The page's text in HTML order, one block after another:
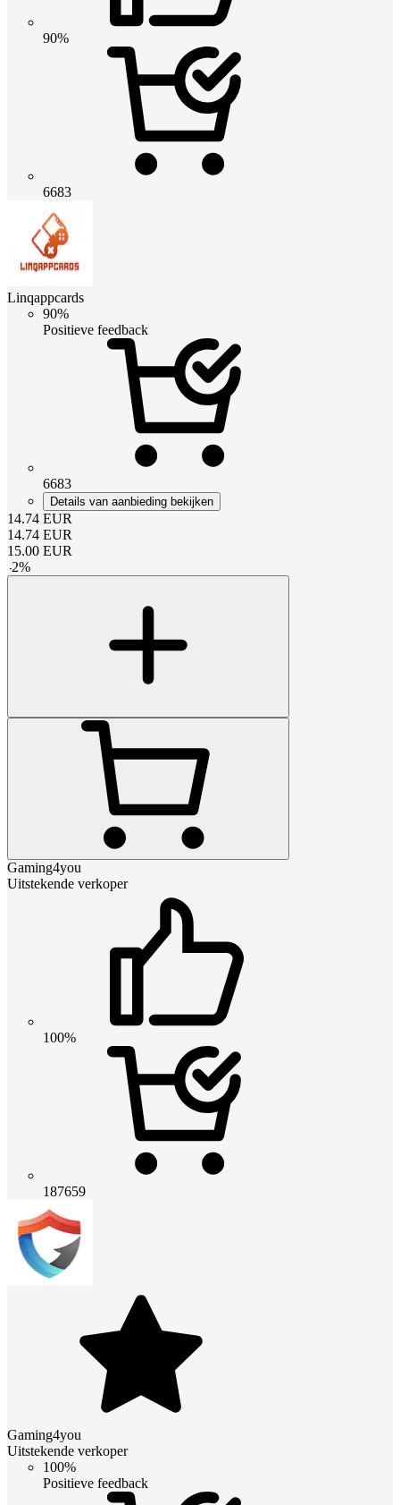
90%
6683
Linqappcards
90%
Positieve feedback
6683
Details van aanbieding bekijken
14.74 EUR
14.74 EUR
15.00 EUR
-2%
Gaming4you
Uitstekende verkoper
100%
187659
Gaming4you
Uitstekende verkoper
100%
Positieve feedback